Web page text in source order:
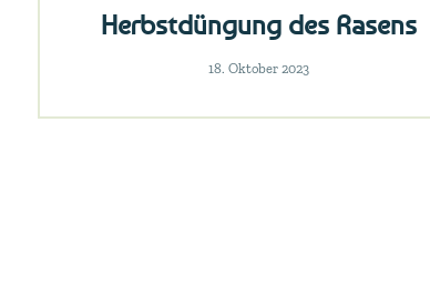
Herbstdüngung des Rasens
18. Oktober 2023